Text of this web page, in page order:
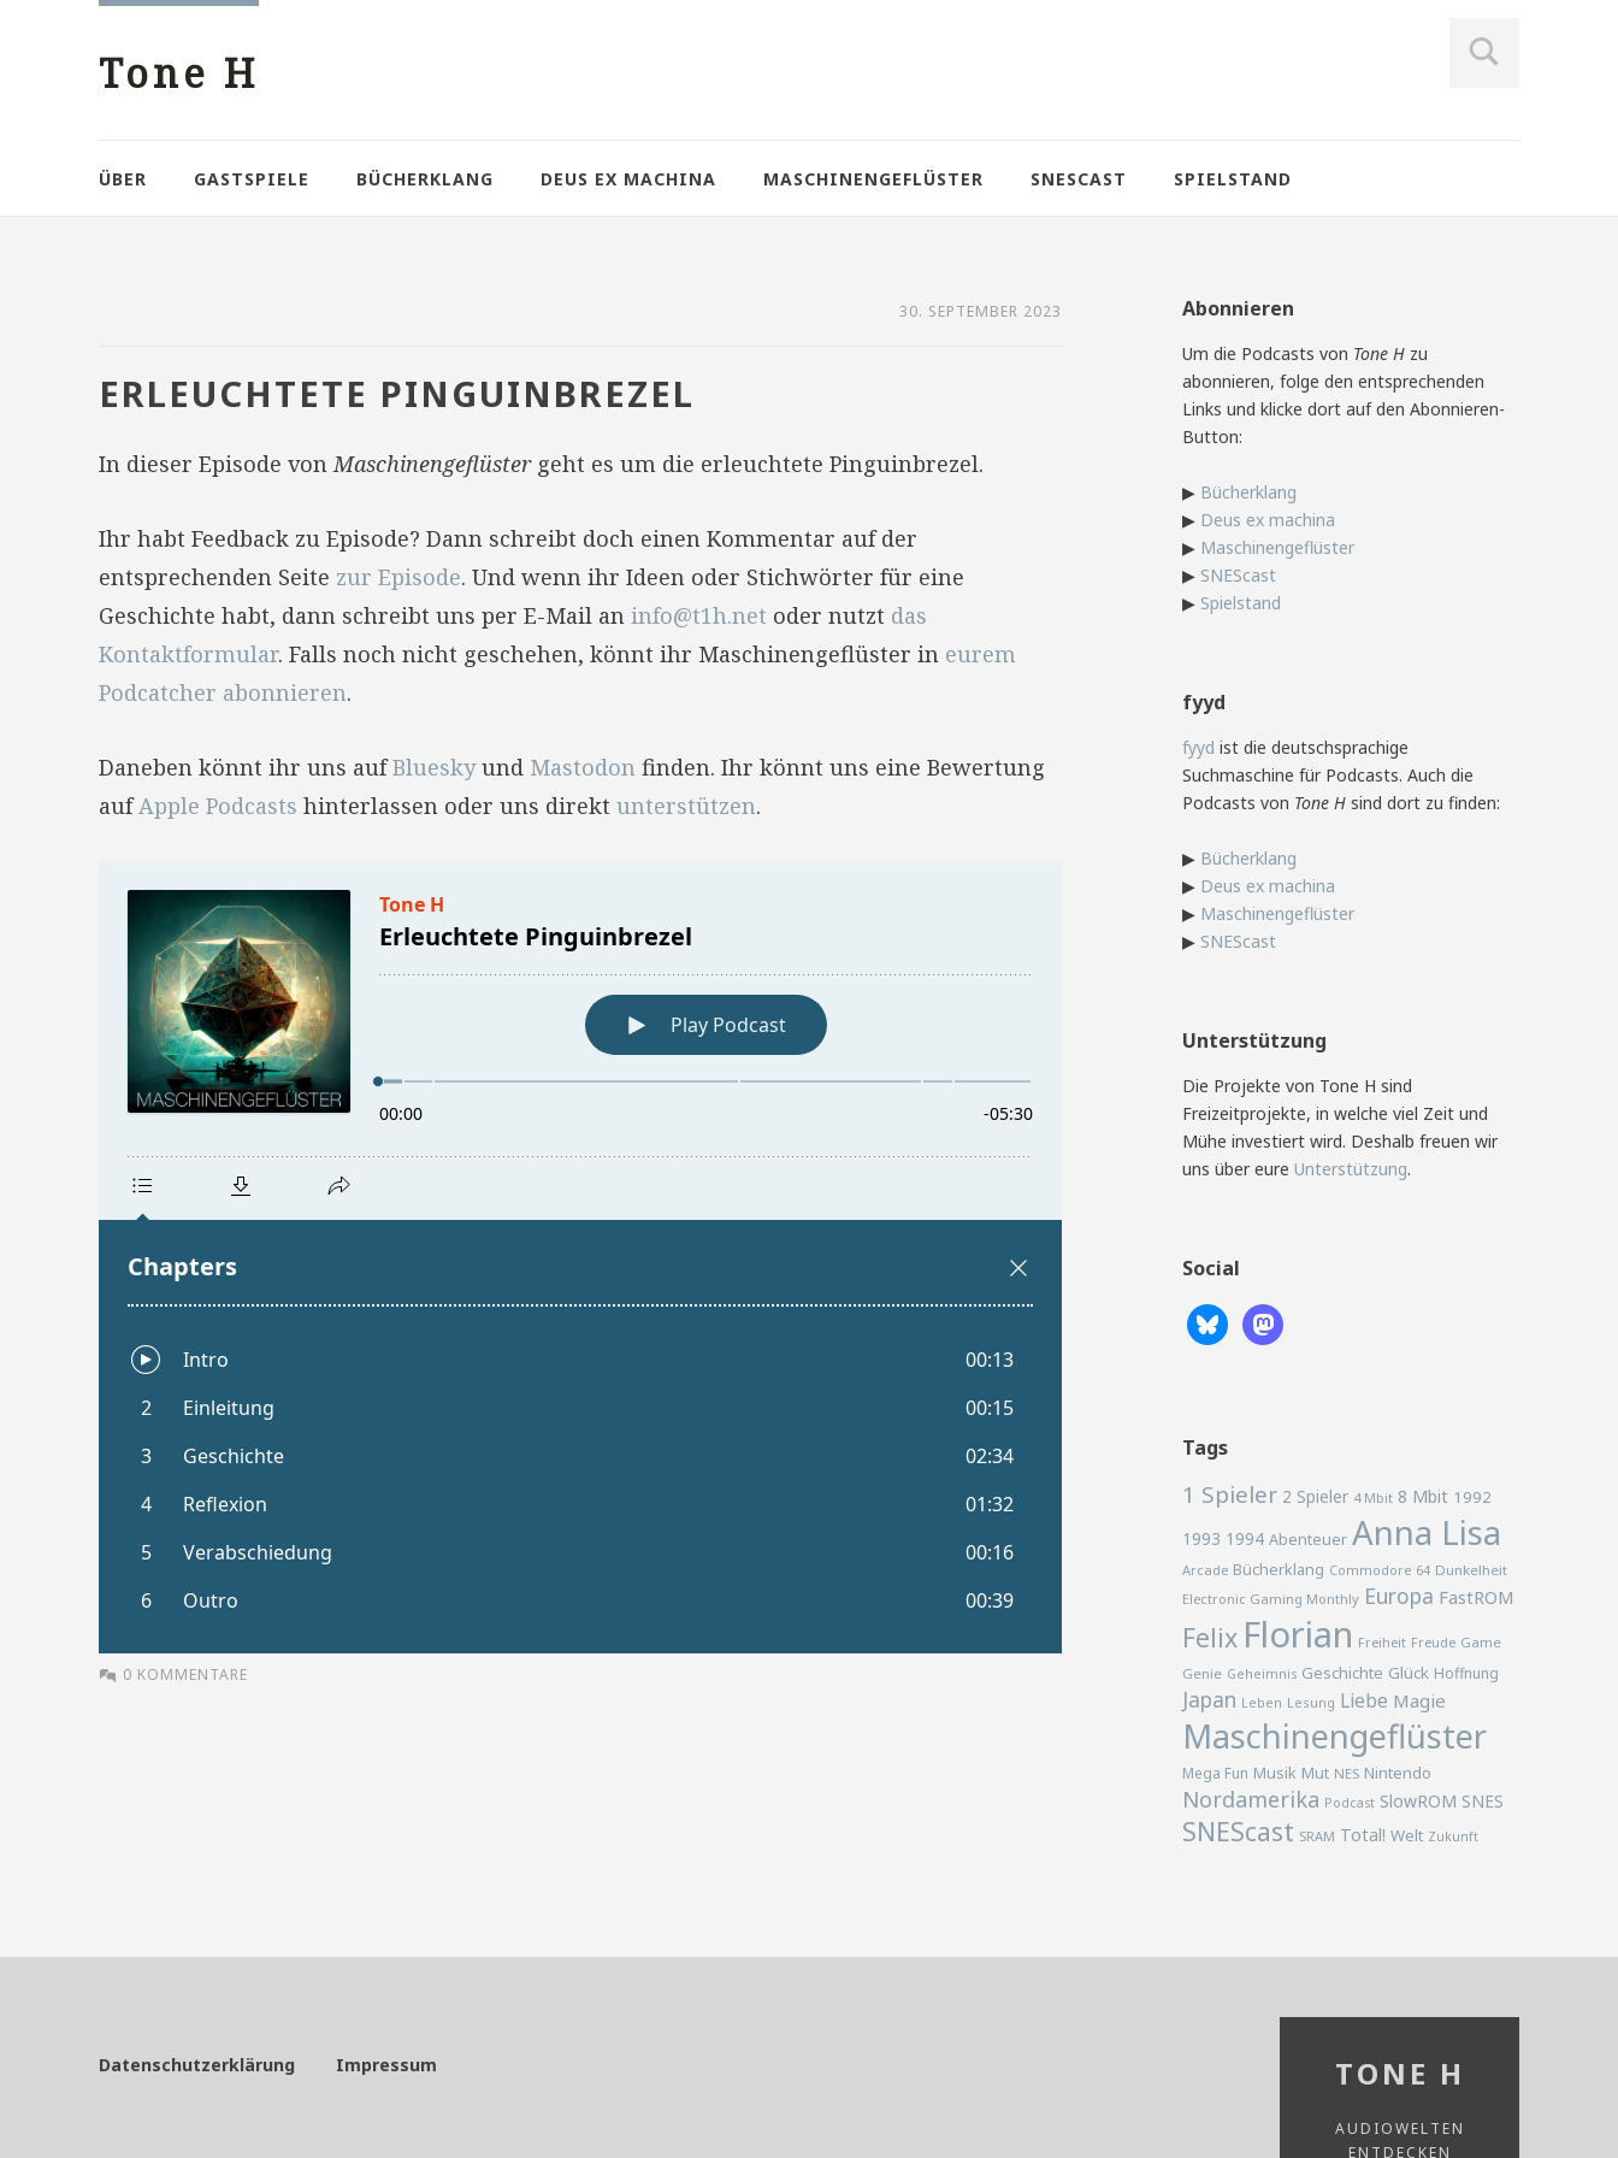
Tone H
ÜBER GASTSPIELE BÜCHERKLANG DEUS EX MACHINA MASCHINENGEFLÜSTER SNESCAST SPIELSTAND
30. SEPTEMBER 2023
ERLEUCHTETE PINGUINBREZEL
In dieser Episode vonMaschinengeflüstergeht es um die erleuchtete Pinguinbrezel.
Ihr habt Feedback zu Episode? Dann schreibt doch einen Kommentar auf der
entsprechenden Seite zur Episode. Und wenn ihr Ideen oder Stichwörter für eine
Geschichte habt, dann schreibt uns per E-Mail an info@t1h.net oder nutzt das
Kontaktformular. Falls noch nicht geschehen, könnt ihr Maschinengeflüster in eurem
Podcatcher abonnieren.
Daneben könnt ihr uns aufBlueskyund Mastodon finden. Ihr könnt uns eine Bewertung
aufApple Podcasts hinterlassen oder uns direkt unterstützen.
0 KOMMENTARE
Abonnieren
Um die Podcasts von Tone H zu
abonnieren, folge den entsprechenden
Links und klicke dort auf den Abonnieren-
Button:
▶ Bücherklang
▶ Deus ex machina
▶ Maschinengeflüster
▶ SNEScast
▶ Spielstand
fyyd
fyyd ist die deutschsprachige
Suchmaschine für Podcasts. Auch die
Podcasts von Tone H sind dort zu finden:
▶ Bücherklang
▶ Deus ex machina
▶ Maschinengeflüster
▶ SNEScast
Unterstützung
Die Projekte von Tone H sind
Freizeitprojekte, in welche viel Zeit und
Mühe investiert wird. Deshalb freuen wir
uns über eure Unterstützung.
Social
Tags
1 Spieler 2 Spieler 4 Mbit 8 Mbit 1992
1993 1994 Abenteuer Anna Lisa
Arcade Bücherklang Commodore 64 Dunkelheit
Electronic Gaming Monthly Europa FastROM
Felix Florian Freiheit Freude Game
Genie Geheimnis Geschichte Glück Hoffnung
Japan Leben Lesung Liebe Magie
Maschinengeflüster
Mega Fun Musik Mut NES Nintendo
Nordamerika Podcast SlowROM SNES
SNEScast SRAM Total! Welt Zukunft
Datenschutzerklärung Impressum TONE H
AUDIOWELTEN
ENTDECKEN